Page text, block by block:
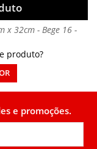
x 32cm - Bege 16 -
produto?
e promoções.